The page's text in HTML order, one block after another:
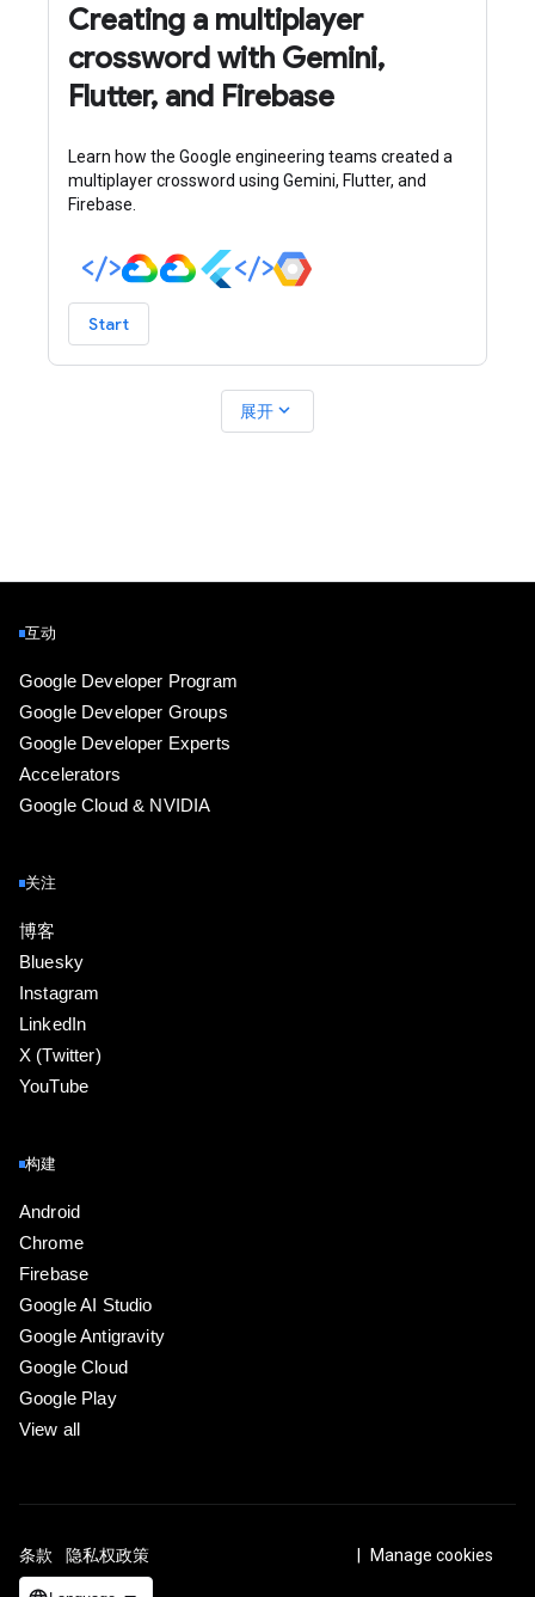
Creating a multiplayer
crossword with Gemini,
Flutter, and Firebase
Learn how the Google engineering teams created a
multiplayer crossword using Gemini, Flutter, and
Firebase.
Start
展开 expand_more
互动
Google Developer Program
Google Developer Groups
Google Developer Experts
Accelerators
Google Cloud & NVIDIA
关注
博客
Bluesky
Instagram
LinkedIn
X (Twitter)
YouTube
构建
Android
Chrome
Firebase
Google AI Studio
Google Antigravity
Google Cloud
Google Play
View all
条款 隐私权政策 Manage cookies